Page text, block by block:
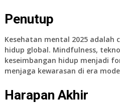
Penutup
Kesehatan mental 2025 adalah
hidup global. Mindfulness,
keseimbangan hidup menjadi
menjaga kewarasan di era
Harapan Akhir